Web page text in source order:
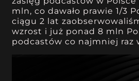
mln, co dawało prawie 1/3
ciągu 2 lat
wzrost i już ponad 8 mln
podcastów co najmniej raz